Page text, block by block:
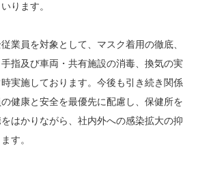
ります。
業員を対象として、マスク着用の徹底、
指及び車両・共有施設の消毒、換気の実
実施しております。今後も引き続き関係
健康と安全を最優先に配慮し、保健所を
はかりながら、社内外への感染拡大の抑
す。